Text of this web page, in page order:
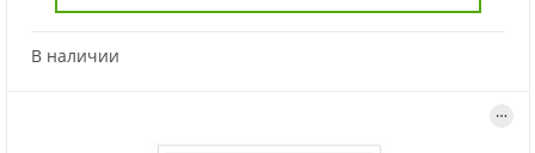
В наличии